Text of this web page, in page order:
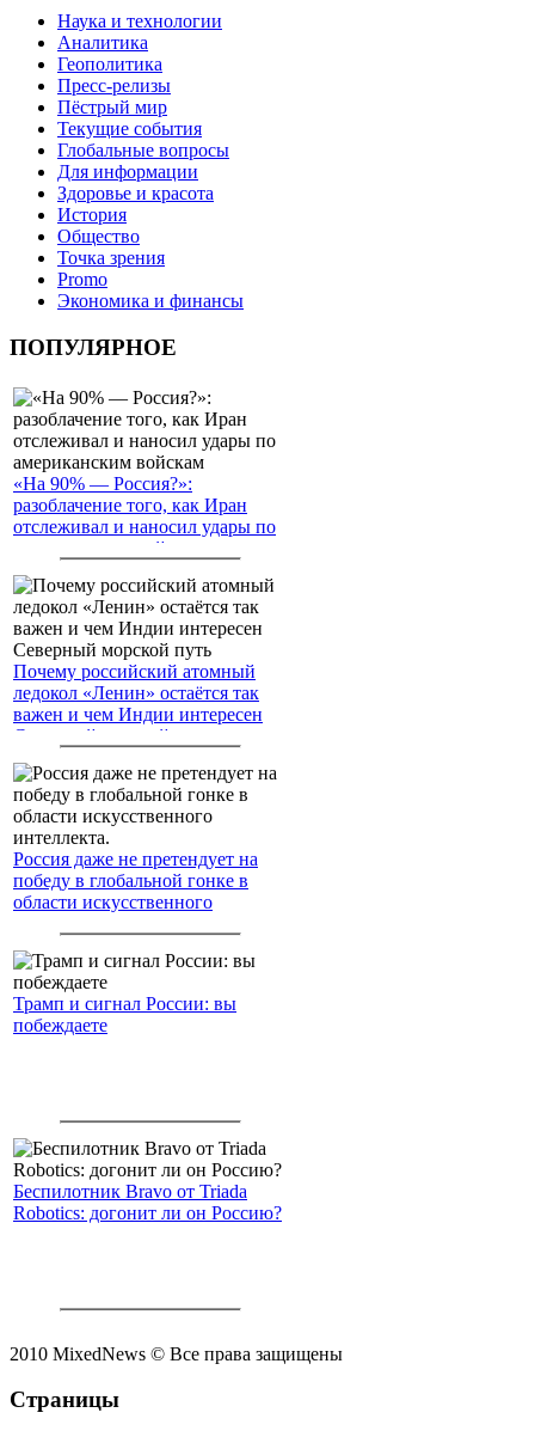
Наука и технологии
Аналитика
Геополитика
Пресс-релизы
Пёстрый мир
Текущие события
Глобальные вопросы
Для информации
Здоровье и красота
История
Общество
Точка зрения
Promo
Экономика и финансы
ПОПУЛЯРНОЕ
«На 90% — Россия?»:
разоблачение того, как Иран
отслеживал и наносил удары по
американским войскам
Почему российский атомный
ледокол «Ленин» остаётся так
важен и чем Индии интересен
Северный морской путь
Россия даже не претендует на
победу в глобальной гонке в
области искусственного
Трамп и сигнал России: вы
побеждаете
Беспилотник Bravo от Triada
Robotics: догонит ли он Россию?
2010 MixedNews © Все права защищены
Страницы